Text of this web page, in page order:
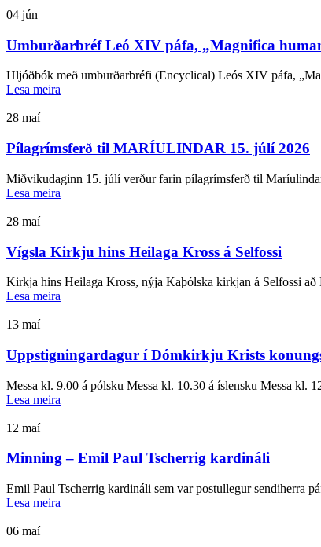
04 jún
Umburðarbréf Leó XIV páfa, „Magnifica
Hljóðbók með umburðarbréfi (Encyclical) Leós XIV páfa,
Lesa meira
28 maí
Pílagrímsferð til MARÍULINDAR 15. júlí 2026
Miðvikudaginn 15. júlí verður farin pílagrímsferð til
Lesa meira
28 maí
Vígsla Kirkju hins Heilaga Kross á Selfossi
Kirkja hins Heilaga Kross, nýja Kaþólska kirkjan á Selfossi
Lesa meira
13 maí
Uppstigningardagur í Dómkirkju Krists
Messa kl. 9.00 á pólsku Messa kl. 10.30 á íslensku Messa kl.
Lesa meira
12 maí
Minning – Emil Paul Tscherrig kardináli
Emil Paul Tscherrig kardináli sem var postullegur sendiherra
Lesa meira
06 maí